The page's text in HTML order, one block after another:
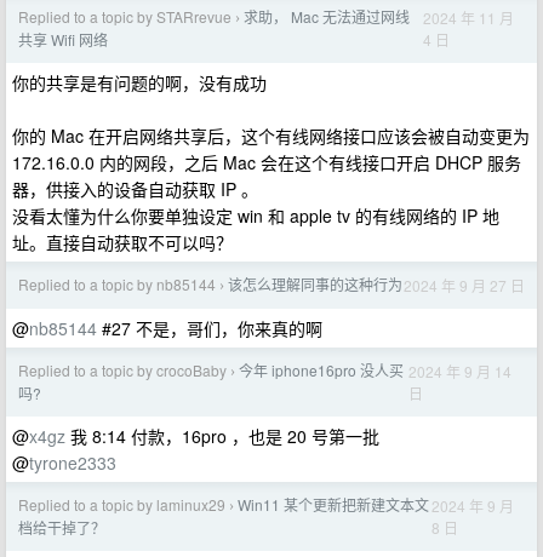
Replied to a topic by STARrevue › 求助， Mac 无法通过网线
共享 Wifi 网络
2024 年 11 月
4 日
你的共享是有问题的啊，没有成功
你的 Mac 在开启网络共享后，这个有线网络接口应该会被自动变更为
172.16.0.0 内的网段，之后 Mac 会在这个有线接口开启 DHCP 服务
器，供接入的设备自动获取 IP 。
没看太懂为什么你要单独设定 win 和 apple tv 的有线网络的 IP 地
址。直接自动获取不可以吗？
Replied to a topic by nb85144 › 该怎么理解同事的这种行为2024 年 9 月 27 日
@nb85144 #27 不是，哥们，你来真的啊
Replied to a topic by crocoBaby › 今年 iphone16pro 没人买
吗?
2024 年 9 月 14
日
@x4gz 我 8:14 付款，16pro ，也是 20 号第一批
@tyrone2333
Replied to a topic by laminux29 › Win11 某个更新把新建文本文
档给干掉了？
2024 年 9 月
8 日